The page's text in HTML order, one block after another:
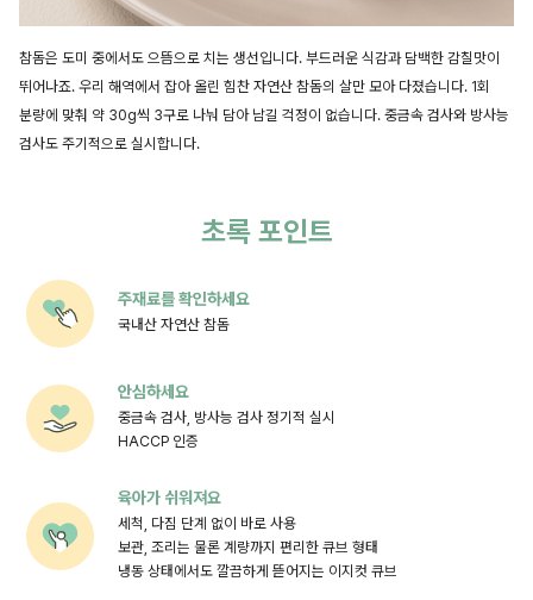
참돔은 도미 중에서도 으뜸으로 치는 생선입니다. 부드러운 식감과 담백한 감칠맛이
뛰어나죠. 우리 해역에서 잡아 올린 힘찬 자연산 참돔의 살만 모아 다졌습니다. 1회
분량에 맞춰 약 30g씩 3구로 나눠 담아 남길 걱정이 없습니다. 중금속 검사와 방사능
검사도 주기적으로 실시합니다.
초록 포인트
주재료를 확인하세요
국내산 자연산 참돔
안심하세요
중금속 검사, 방사능 검사 정기적 실시
HACCP 인증
육아가 쉬워져요
세척, 다짐 단계 없이 바로 사용
보관, 조리는 물론 계량까지 편리한 큐브 형태
냉동 상태에서도 깔끔하게 뜯어지는 이지컷 큐브